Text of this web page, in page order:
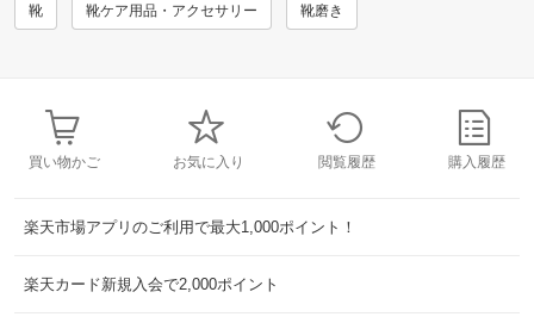
靴 靴ケア用品・アクセサリー 靴磨き
買い物かご お気に入り 閲覧履歴 購入履歴
楽天市場アプリのご利用で最大1,000ポイント！
楽天カード新規入会で2,000ポイント